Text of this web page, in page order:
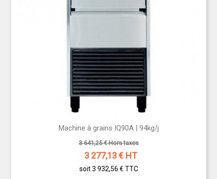
Machine à grains IQ90A | 94kg/j
3 641,25 € Hors taxes
3 277,13€ HT
soit 3 932,56 € TTC